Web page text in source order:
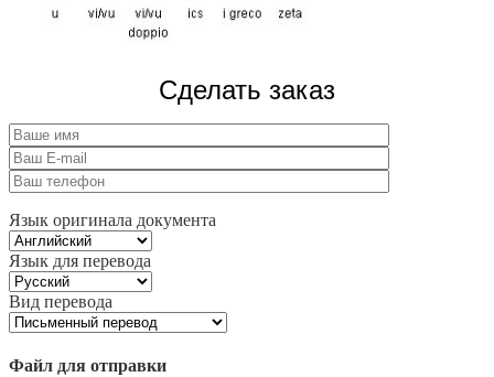
Сделать заказ
Язык оригинала документа
Язык для перевода
Вид перевода
Файл для отправки